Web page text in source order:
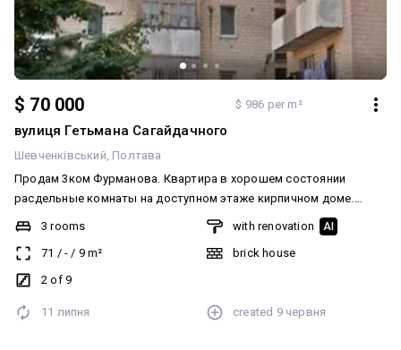
$ 70 000 $ 986 per m²
вулиця Гетьмана Сагайдачного
Шевченківський Полтава
Продам 3ком Фурманова. Квартира в хорошем состоянии
расдельные комнаты на доступном этаже кирпичном доме.
Рядом вся инфраструктура магазины школа садик
остановка.Дополнительная информация по телефону.
Додатково: Тип будинку: Житловий фонд 91-2000-і. Планування:
Роздільна. Санвузол: Роздільний. Система опалення:
3 rooms
71 / - / 9m²
2 of 9
with renovation AI
brick house
11 липня created 9 червня